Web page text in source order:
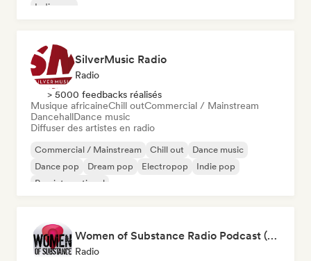
Indie pop
SilverMusic Radio
Radio
> 5000 feedbacks réalisés
Musique africaineChill outCommercial / Mainstream
DancehallDance music
Diffuser des artistes en radio
Commercial / Mainstream Chill out
Dance music
Dance pop
Dream pop Electropop
Indie pop
Pop international
Women of Substance Radio Podcast (human Female recording or performing artists or female-fronted bands)
Radio